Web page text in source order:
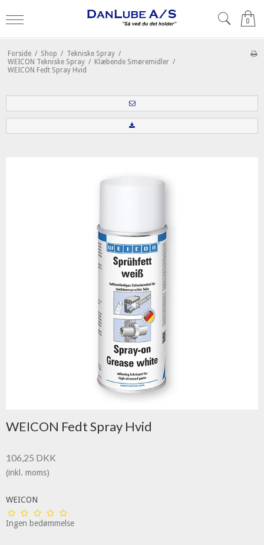
0
Forside / Shop / Tekniske Spray /
WEICON Tekniske Spray / Klæbende Smøremidler /
WEICON Fedt Spray Hvid
WEICON Fedt Spray Hvid
106,25 DKK
(inkl. moms)
WEICON
Ingen bedømmelse